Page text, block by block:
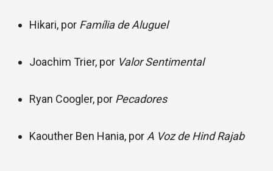
Hikari, por Família de Aluguel
Joachim Trier, por Valor Sentimental
Ryan Coogler, por Pecadores
Kaouther Ben Hania, por A Voz de Hind Rajab